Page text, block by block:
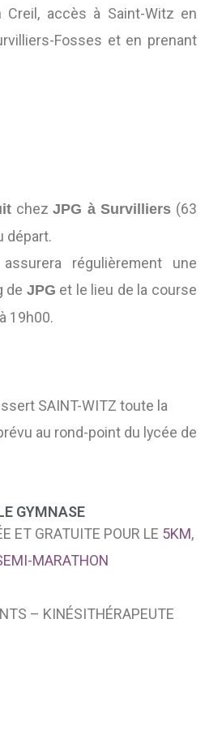
Creil, accès à Saint-Witz en
Fosses et en prenant
chezJPG à Survilliers (63
départ.
régulièrement une
de JPG et le lieu de la course
19h00.
SAINT-WITZ toute la
au rond-point du lycée de
GYMNASE
ET GRATUITE POUR LE 5KM,
MARATHON
– KINÉSITHÉRAPEUTE